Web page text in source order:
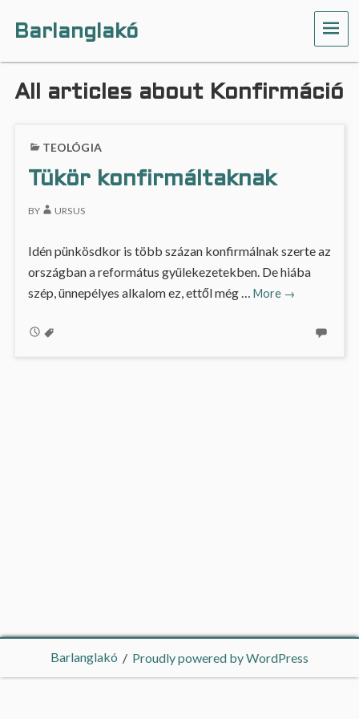
Barlanglakó
All articles about Konfirmáció
TEOLÓGIA
Tükör konfirmáltaknak
BY URSUS
Idén pünkösdkor is több százan konfirmálnak szerte az
országban a református gyülekezetekben. De hiába
szép, ünnepélyes alkalom ez, ettől még … More
Tükör
→
Barlanglakó Proudly powered by WordPress